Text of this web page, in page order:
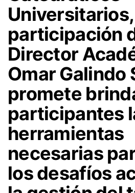
participación
Director
Omar Galindo
promete
participantes
herramientas
necesarias
los desafíos